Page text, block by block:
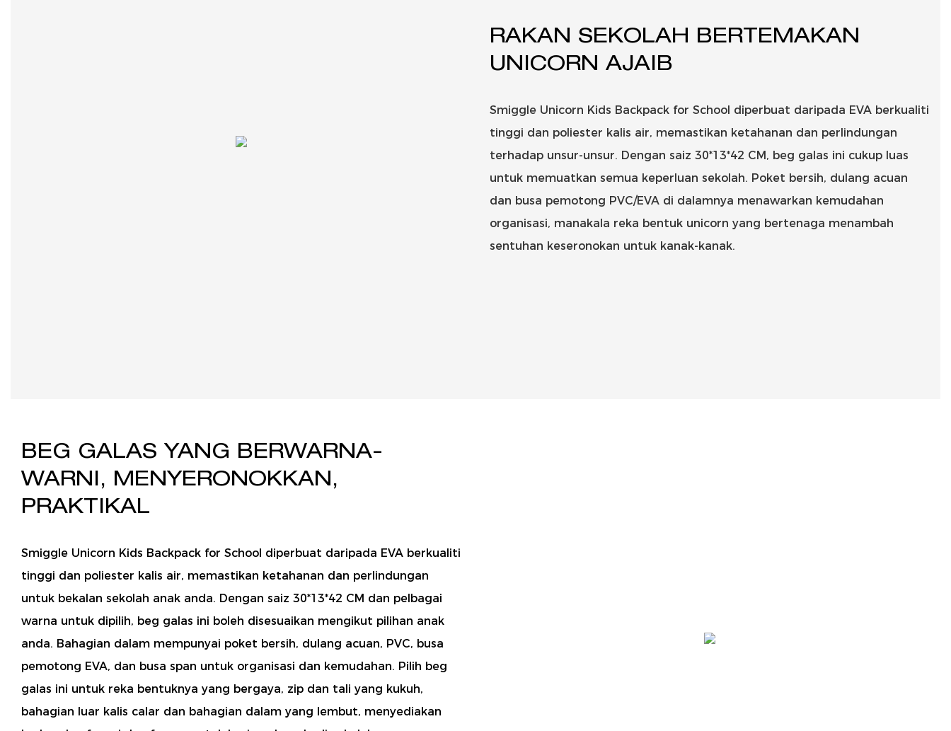
RAKAN SEKOLAH BERTEMAKAN
UNICORN AJAIB
Smiggle Unicorn Kids Backpack for School diperbuat daripada EVA berkualiti
tinggi dan poliester kalis air, memastikan ketahanan dan perlindungan
terhadap unsur-unsur. Dengan saiz 30*13*42 CM, beg galas ini cukup luas
untuk memuatkan semua keperluan sekolah. Poket bersih, dulang acuan
dan busa pemotong PVC/EVA di dalamnya menawarkan kemudahan
organisasi, manakala reka bentuk unicorn yang bertenaga menambah
sentuhan keseronokan untuk kanak-kanak.
BEG GALAS YANG BERWARNA-
WARNI, MENYERONOKKAN,
PRAKTIKAL
Smiggle Unicorn Kids Backpack for School diperbuat daripada EVA berkualiti
tinggi dan poliester kalis air, memastikan ketahanan dan perlindungan
untuk bekalan sekolah anak anda. Dengan saiz 30*13*42 CM dan pelbagai
warna untuk dipilih, beg galas ini boleh disesuaikan mengikut pilihan anak
anda. Bahagian dalam mempunyai poket bersih, dulang acuan, PVC, busa
pemotong EVA, dan busa span untuk organisasi dan kemudahan. Pilih beg
galas ini untuk reka bentuknya yang bergaya, zip dan tali yang kukuh,
bahagian luar kalis calar dan bahagian dalam yang lembut, menyediakan